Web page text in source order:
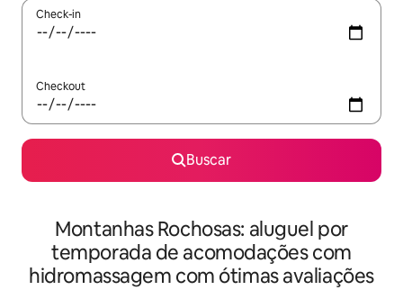
Check-in
Checkout
Buscar
Montanhas Rochosas: aluguel por
temporada de acomodações com
hidromassagem com ótimas avaliações